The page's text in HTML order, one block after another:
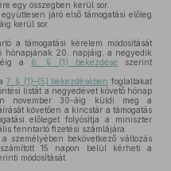
egy összegben kerül sor.
járó első támogatási előleg
kerül sor.
a támogatási kérelem módosítását
hónapjának 20. napjáig, a negyedik
éig a 6. § (1) bekezdése szerint
7. § (1)–(5) bekezdésében foglaltakat
listát a negyedévet követő hónap
november 30-áig küldi meg a
követően a kincstár a támogatás
előleget folyósítja a miniszter
fenntartó fizetési számlájára.
személyében bekövetkező változás
15 napon belül kérheti a
módosítását.